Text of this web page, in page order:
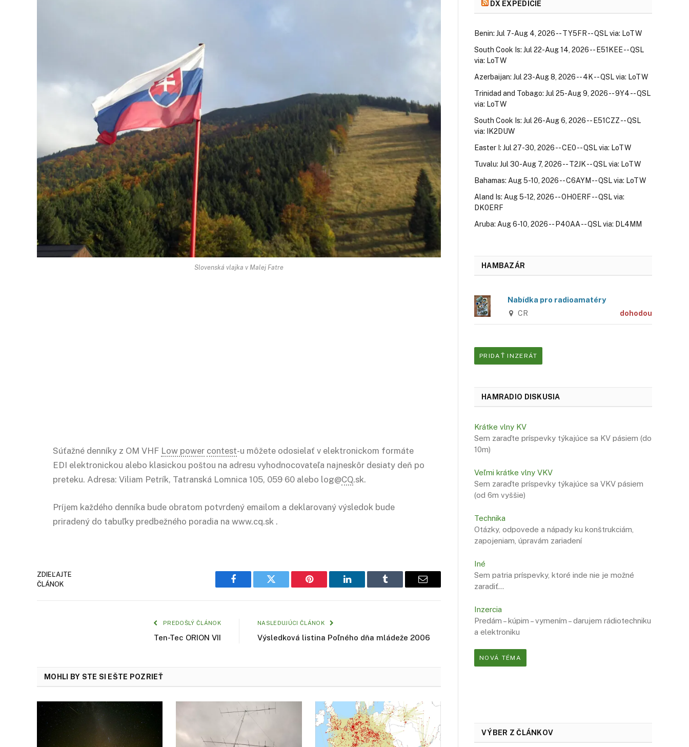
Slovenská vlajka v Malej Fatre
Súťažné denníky z OM VHF Low power contest-u môžete odosielať v elektronickom formáte
EDI elektronickou alebo klasickou poštou na adresu vyhodnocovateľa najneskôr desiaty deň po
preteku. Adresa: Viliam Petrík, Tatranská Lomnica 105, 059 60 alebo log@CQ.sk.
Príjem každého denníka bude obratom potvrdený emailom a deklarovaný výsledok bude
priradený do tabuľky predbežného poradia na www.cq.sk .
ZDIEĽAJTE
ČLÁNOK
Facebook Twitter Pinterest LinkedIn Tumblr Email
PREDOŠLÝ ČLÁNOK
Ten-Tec ORION VII
NASLEDUJÚCI ČLÁNOK
Výsledková listina Poľného dňa mládeže 2006
MOHLI BY STE SI EŠTE POZRIEŤ
DX EXPEDÍCIE
Benin: Jul 7-Aug 4, 2026 -- TY5FR -- QSL via: LoTW
South Cook Is: Jul 22-Aug 14, 2026 -- E51KEE -- QSL
via: LoTW
Azerbaijan: Jul 23-Aug 8, 2026 -- 4K -- QSL via: LoTW
Trinidad and Tobago: Jul 25-Aug 9, 2026 -- 9Y4 -- QSL
via: LoTW
South Cook Is: Jul 26-Aug 6, 2026 -- E51CZZ -- QSL
via: IK2DUW
Easter I: Jul 27-30, 2026 -- CE0 -- QSL via: LoTW
Tuvalu: Jul 30-Aug 7, 2026 -- T2JK -- QSL via: LoTW
Bahamas: Aug 5-10, 2026 -- C6AYM -- QSL via: LoTW
Aland Is: Aug 5-12, 2026 -- OH0ERF -- QSL via:
DK0ERF
Aruba: Aug 6-10, 2026 -- P40AA -- QSL via: DL4MM
HAMBAZÁR
Nabídka pro radioamatéry
CR dohodou
PRIDAŤ INZERÁT
HAMRADIO DISKUSIA
Krátke vlny KV
Sem zaraďte príspevky týkajúce sa KV pásiem (do
10m)
Veľmi krátke vlny VKV
Sem zaraďte príspevky týkajúce sa VKV pásiem
(od 6m vyššie)
Technika
Otázky, odpovede a nápady ku konštrukciám,
zapojeniam, úpravám zariadení
Iné
Sem patria príspevky, ktoré inde nie je možné
zaradiť…
Inzercia
Predám – kúpim – vymením – darujem rádiotechniku
a elektroniku
NOVÁ TÉMA
VÝBER Z ČLÁNKOV